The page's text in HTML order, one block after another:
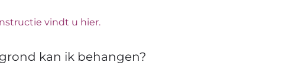
vindt u hier.
kan ik behangen?